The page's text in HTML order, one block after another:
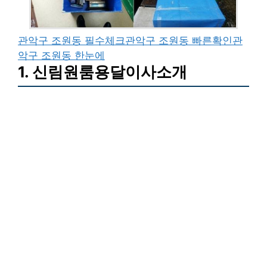
관악구 조원동 필수체크관악구 조원동 빠른확인관
악구 조원동 한눈에
1. 신림원룸용달이사소개